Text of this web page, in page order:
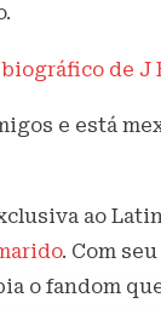
de J
e está
ao
. Com
o fandom